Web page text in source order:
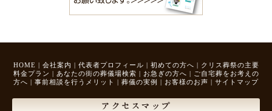
HOME | 会社案内 | 代表者プロフィール | 初めての方へ | クリス葬祭の主要
料金プラン | あなたの街の葬儀場検索 | お急ぎの方へ | ご自宅葬をお考えの
方へ | 事前相談を行うメリット | 葬儀の実例 | お客様のお声 | サイトマップ
アクセスマップ